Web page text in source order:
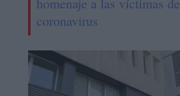
coronavirus